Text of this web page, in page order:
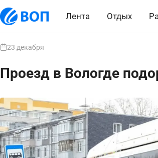
Лента Отдых
23 декабря
Проезд в Вологде